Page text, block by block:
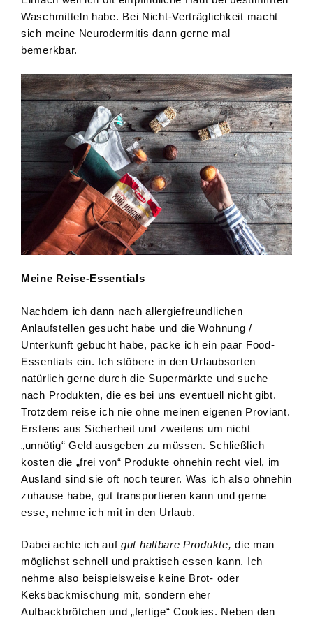
Waschmitteln habe. Bei Nicht-Verträglichkeit macht
sich meine Neurodermitis dann gerne mal
bemerkbar.
Meine Reise-Essentials
Nachdem ich dann nach allergiefreundlichen
Anlaufstellen gesucht habe und die Wohnung /
Unterkunft gebucht habe, packe ich ein paar Food-
Essentials ein. Ich stöbere in den Urlaubsorten
natürlich gerne durch die Supermärkte und suche
nach Produkten, die es bei uns eventuell nicht gibt.
Trotzdem reise ich nie ohne meinen eigenen Proviant.
Erstens aus Sicherheit und zweitens um nicht
„unnötig“ Geld ausgeben zu müssen. Schließlich
kosten die „frei von“ Produkte ohnehin recht viel, im
Ausland sind sie oft noch teurer. Was ich also ohnehin
zuhause habe, gut transportieren kann und gerne
esse, nehme ich mit in den Urlaub.
Dabei achte ich auf gut haltbare Produkte, die man
möglichst schnell und praktisch essen kann. Ich
nehme also beispielsweise keine Brot- oder
Keksbackmischung mit, sondern eher
Aufbackbrötchen und „fertige“ Cookies. Neben den